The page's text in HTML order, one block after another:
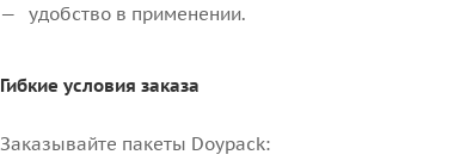
удобство в применении.
Гибкие условия заказа
Заказывайте пакеты Doypack: